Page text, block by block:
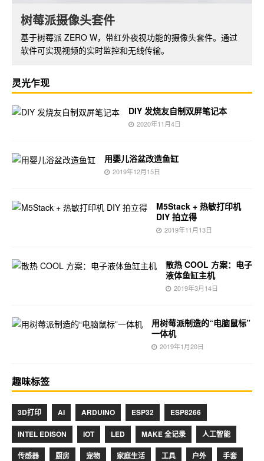
NXEZ Cube 小方屏 DIY 套件
小方屏系列基于 ESP8266 开发板，支持 WiFi 功能，配备
OLED 显示屏。可以开发出丰富的功能和应用。
树莓派摄像头套件
基于树莓派 ZERO W，带红外夜视功能的摄像头套件。通过
软件可实现视频的实时监控和无线传输。
灵光乍现
DIY 发烧友自制双屏笔记本
2020年11月4日
用婴儿浴盆改造鱼缸
2019年12月15日
M5Stack + 热敏打印机
DIY 拍立得
2019年11月13日
散热 COOL 方案：电子
液体鱼缸主机
2019年3月14日
用树莓派制造的“电脑鼠标”
一体机
2019年1月20日
趣味标签
3D打印 AI ARDUINO ESP32 ESP8266
INTEL EDISON IOT LED MAKE 全记录 人工智能
传感器 厨房 宠物 家庭生活 工具 户外 手套